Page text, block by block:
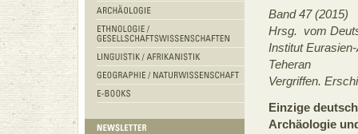
Band 47 (2015)
Hrsg. vom
Institut
Teheran
Vergriffen.
Einzige
Archäologie